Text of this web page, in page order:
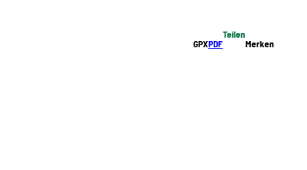
GPXPDF
Teilen
Merken